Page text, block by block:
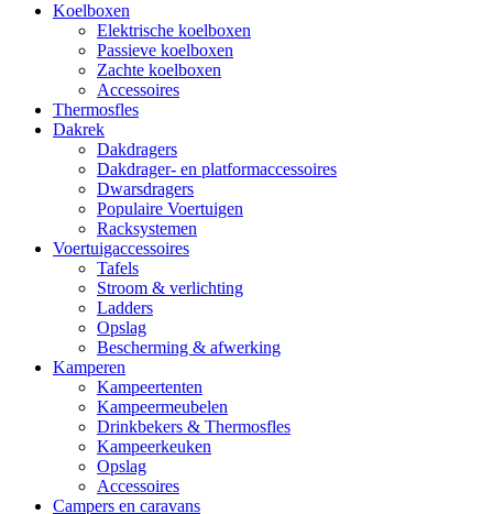
Koelboxen
Elektrische koelboxen
Passieve koelboxen
Zachte koelboxen
Accessoires
Thermosfles
Dakrek
Dakdragers
Dakdrager- en platformaccessoires
Dwarsdragers
Populaire Voertuigen
Racksystemen
Voertuigaccessoires
Tafels
Stroom & verlichting
Ladders
Opslag
Bescherming & afwerking
Kamperen
Kampeertenten
Kampeermeubelen
Drinkbekers & Thermosfles
Kampeerkeuken
Opslag
Accessoires
Campers en caravans